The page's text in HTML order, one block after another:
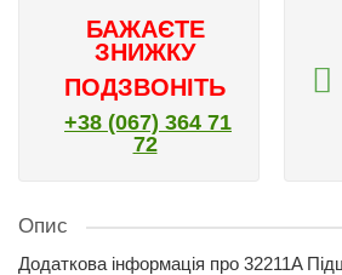
БАЖАЄТЕ
ЗНИЖКУ
ПОДЗВОНІТЬ
+38 (067) 364 71
72
Опис
Додаткова інформація про 32211A